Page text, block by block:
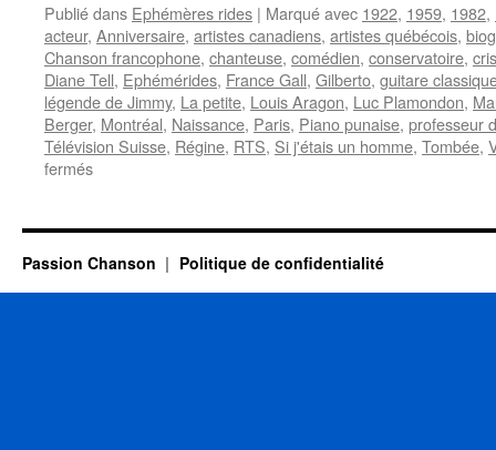
Publié dans Ephémères rides | Marqué avec 1922, 1959, 1982,
acteur, Anniversaire, artistes canadiens, artistes québécois,
Chanson francophone, chanteuse, comédien, conservatoire,
Diane Tell, Ephémérides, France Gall, Gilberto, guitare
légende de Jimmy, La petite, Louis Aragon, Luc Plamondon,
Berger, Montréal, Naissance, Paris, Piano punaise, professeur
Télévision Suisse, Régine, RTS, Si j'étais un homme, Tombée,
ferméssur
Passion Chanson Politique de confidentialité